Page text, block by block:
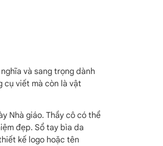
và sang trọng dành
cụ viết mà còn là vật
Nhà giáo. Thầy cô có thể
đẹp. Sổ tay bìa da
kế logo hoặc tên